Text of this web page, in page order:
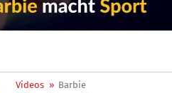
Videos » Barbie